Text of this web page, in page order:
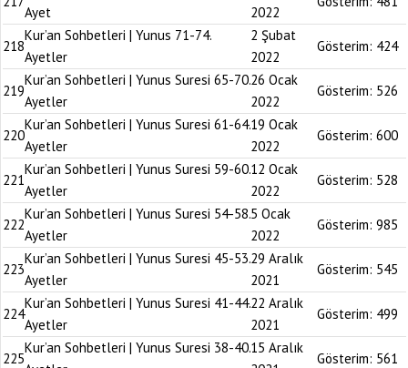
Ayet
2022
218
Kur’an Sohbetleri | Yunus 71-74.
Ayetler
2 Şubat
2022
Gösterim: 424
219
Kur’an Sohbetleri | Yunus Suresi 65-70.
Ayetler
26 Ocak
2022
Gösterim: 526
220
Kur’an Sohbetleri | Yunus Suresi 61-64.
Ayetler
19 Ocak
2022
Gösterim: 600
221
Kur’an Sohbetleri | Yunus Suresi 59-60.
Ayetler
12 Ocak
2022
Gösterim: 528
222
Kur’an Sohbetleri | Yunus Suresi 54-58.
Ayetler
5 Ocak
2022
Gösterim: 985
223
Kur’an Sohbetleri | Yunus Suresi 45-53.
Ayetler
29 Aralık
2021
Gösterim: 545
224
Kur’an Sohbetleri | Yunus Suresi 41-44.
Ayetler
22 Aralık
2021
Gösterim: 499
225
Kur’an Sohbetleri | Yunus Suresi 38-40.15 Aralık
Gösterim: 561